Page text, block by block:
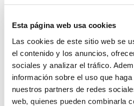
Esta página web usa cookies
Las cookies de este sitio web se
el contenido y los anuncios,
sociales y analizar el tráfico.
información sobre el uso que
nuestros partners de redes
web, quienes pueden combinarla
Weiß und Nude.
TERMIN